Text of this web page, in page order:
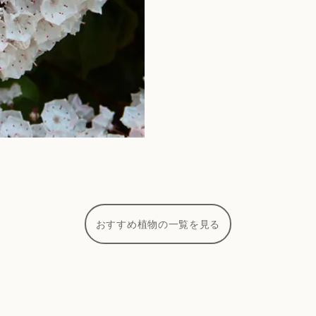
おすすめ植物の一覧を見る